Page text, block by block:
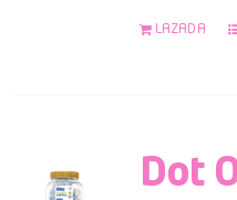
LAZADA
Dot